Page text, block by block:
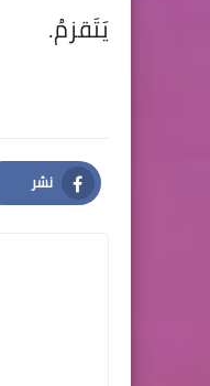
يَتَقزمُ.
نشر
Facebook